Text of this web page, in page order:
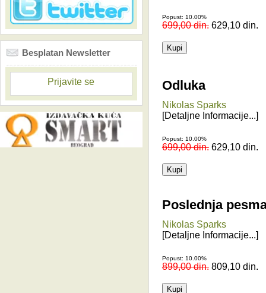
Popust: 10.00%
699,00 din. 629,10 din.
Odluka
Nikolas Sparks
[Detaljne Informacije...]
Popust: 10.00%
699,00 din. 629,10 din.
Poslednja
Nikolas Sparks
[Detaljne Informacije...]
Popust: 10.00%
899,00 din. 809,10 din.
Besplatan Newsletter
Prijavite se